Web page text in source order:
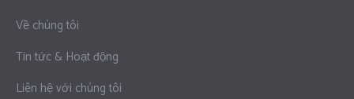
Về chúng tôi
Tin tức & Hoạt động
Liên hệ với chúng tôi